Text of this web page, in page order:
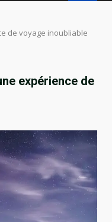
de voyage inoubliable
expérience de